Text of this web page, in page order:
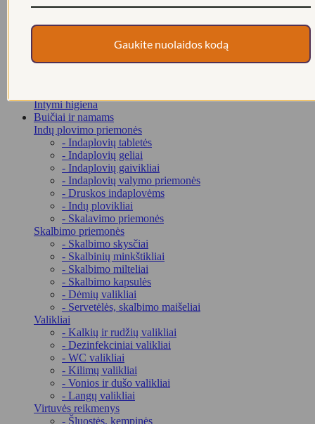
Burnos higienos priemonės
- Dantų pastos
Kosmetikos rinkiniai
Intymi higiena
Buičiai ir namams
Indų plovimo priemonės
- Indaplovių tabletės
- Indaplovių geliai
- Indaplovių gaivikliai
- Indaplovių valymo priemonės
- Druskos indaplovėms
- Indų plovikliai
- Skalavimo priemonės
Skalbimo priemonės
- Skalbimo skysčiai
- Skalbinių minkštikliai
- Skalbimo milteliai
- Skalbimo kapsulės
- Dėmių valikliai
- Servetėlės, skalbimo maišeliai
Valikliai
- Kalkių ir rudžių valikliai
- Dezinfekciniai valikliai
- WC valikliai
- Kilimų valikliai
- Vonios ir dušo valikliai
- Langų valikliai
Virtuvės reikmenys
- Šluostės, kempinės
Gaukite nuolaidos kodą